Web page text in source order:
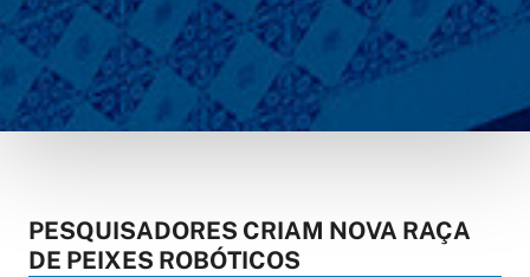
PESQUISADORES CRIAM NOVA RAÇA
DE PEIXES ROBÓTICOS